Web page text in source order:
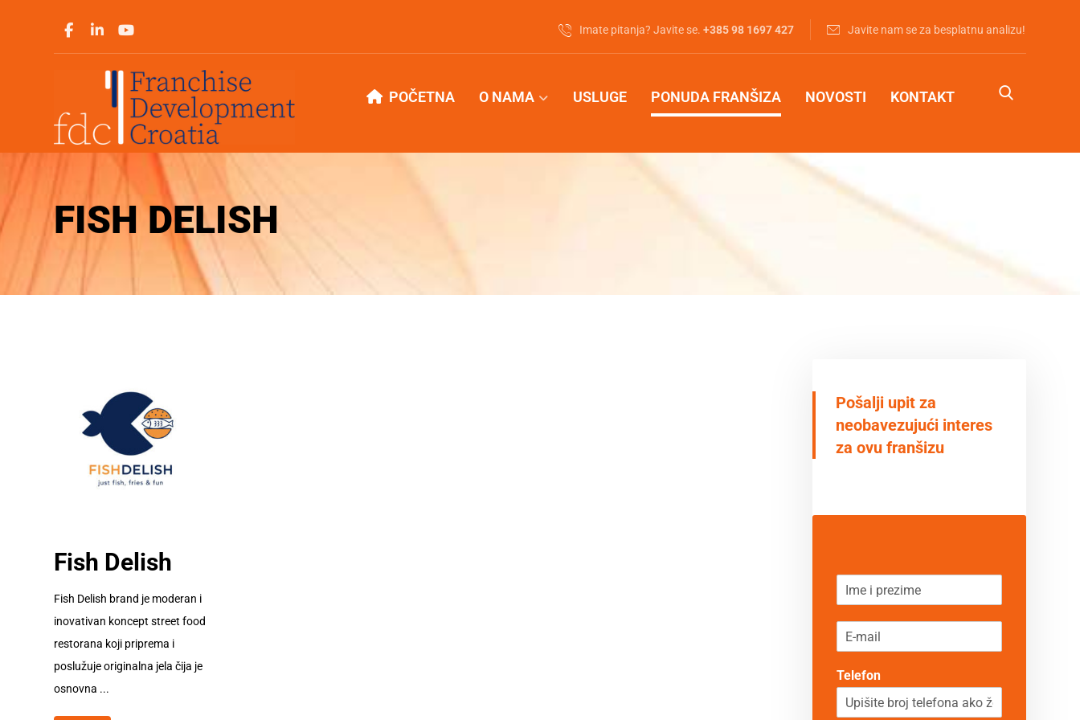
Javite nam se za besplatnu analizu!
Imate pitanja? Javite se.‭+385 98 1697 427‬
POČETNA O NAMA USLUGE PONUDA FRANŠIZA NOVOSTI KONTAKT
FISH DELISH
Fish Delish
Fish Delish brand je moderan i
inovativan koncept street food
restorana koji priprema i
poslužuje originalna jela čija je
osnovna ...
Pošalji upit za
neobavezujući interes
za ovu franšizu
m
i
l
Telefon